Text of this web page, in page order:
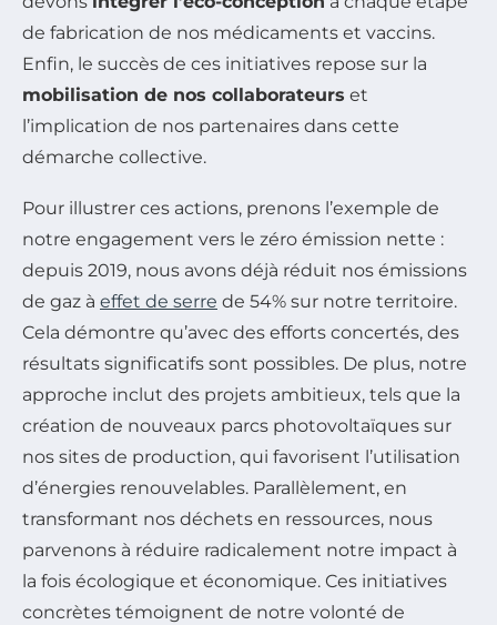
de fabrication de nos médicaments et vaccins.
Enfin, le succès de ces initiatives repose sur la
mobilisation de nos collaborateurs et
l’implication de nos partenaires dans cette
démarche collective.
Pour illustrer ces actions, prenons l’exemple de
notre engagement vers le zéro émission nette :
depuis 2019, nous avons déjà réduit nos émissions
de gaz à effet de serre de 54% sur notre territoire.
Cela démontre qu’avec des efforts concertés, des
résultats significatifs sont possibles. De plus, notre
approche inclut des projets ambitieux, tels que la
création de nouveaux parcs photovoltaïques sur
nos sites de production, qui favorisent l’utilisation
d’énergies renouvelables. Parallèlement, en
transformant nos déchets en ressources, nous
parvenons à réduire radicalement notre impact à
la fois écologique et économique. Ces initiatives
concrètes témoignent de notre volonté de